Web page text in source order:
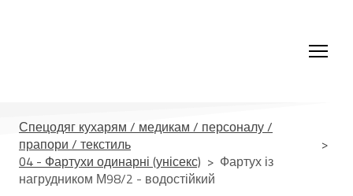
Спецодяг кухарям / медикам / персоналу /
прапори / текстиль
04 - Фартухи одинарні (унісекс)
Фартух із
нагрудником М98/2 - водостійкий